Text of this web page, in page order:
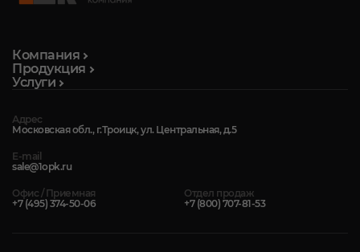
Компания
Продукция
Услуги
Адрес
Московская обл., г.Троицк, ул. Центральная, д.5
E-mail
sale@1opk.ru
Офис / Приемная
+7 (495) 374-50-06
Отдел продаж
+7 (800) 707-81-53